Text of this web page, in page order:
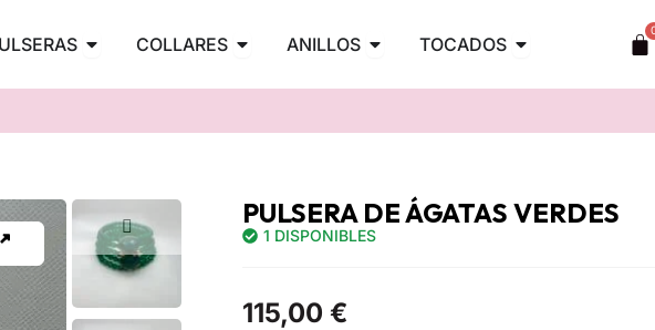
Abrir PULSERAS
COLLARES Abrir COLLARES
ANILLOS Abrir ANILLOS
TOCADOS Abrir TOCADOS
PULSERA DE ÁGATAS VERDES
1 DISPONIBLES
115,00 €